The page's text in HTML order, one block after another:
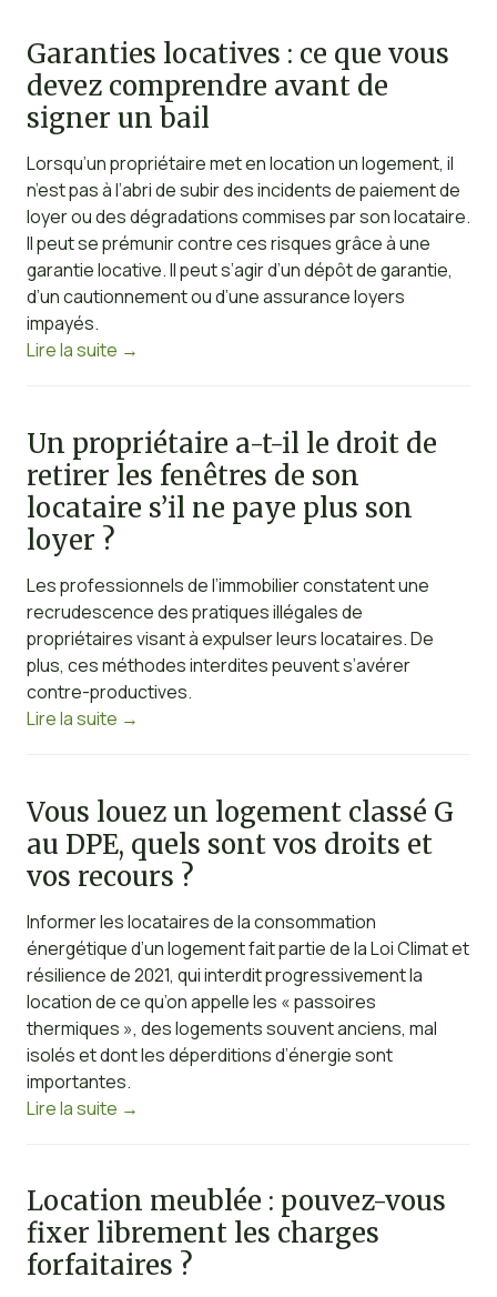
Garanties locatives : ce que vous
devez comprendre avant de
signer un bail
Lorsqu’un propriétaire met en location un logement, il
n’est pas à l’abri de subir des incidents de paiement de
loyer ou des dégradations commises par son locataire.
Il peut se prémunir contre ces risques grâce à une
garantie locative. Il peut s’agir d’un dépôt de garantie,
d’un cautionnement ou d’une assurance loyers
impayés.
Lire la suite →
Un propriétaire a-t-il le droit de
retirer les fenêtres de son
locataire s’il ne paye plus son
loyer ?
Les professionnels de l’immobilier constatent une
recrudescence des pratiques illégales de
propriétaires visant à expulser leurs locataires. De
plus, ces méthodes interdites peuvent s’avérer
contre-productives.
Lire la suite →
Vous louez un logement classé G
au DPE, quels sont vos droits et
vos recours ?
Informer les locataires de la consommation
énergétique d’un logement fait partie de la Loi Climat et
résilience de 2021, qui interdit progressivement la
location de ce qu’on appelle les « passoires
thermiques », des logements souvent anciens, mal
isolés et dont les déperditions d’énergie sont
importantes.
Lire la suite →
Location meublée : pouvez-vous
fixer librement les charges
forfaitaires ?